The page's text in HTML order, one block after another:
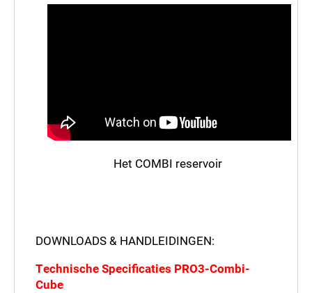
Het COMBI reservoir
DOWNLOADS & HANDLEIDINGEN:
Technische Specificaties PRO3-Combi-
Cube